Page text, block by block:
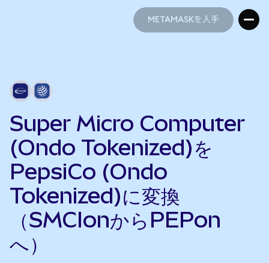
METAMASKを入手
Super Micro Computer
(Ondo Tokenized)を
PepsiCo (Ondo
Tokenized)に変換
（SMCIonからPEPon
へ）